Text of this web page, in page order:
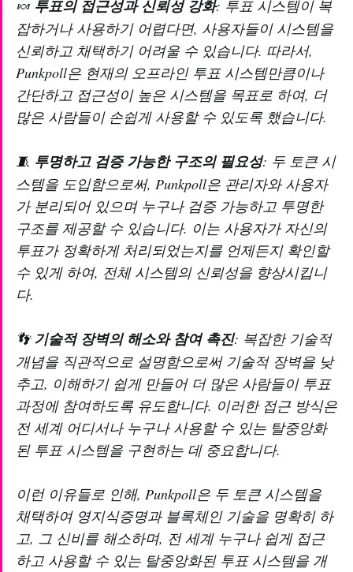
🍬 투표의 접근성과 신뢰성 강화: 투표 시스템이 복
잡하거나 사용하기 어렵다면, 사용자들이 시스템을
신뢰하고 채택하기 어려울 수 있습니다. 따라서,
Punkpoll은 현재의 오프라인 투표 시스템만큼이나
간단하고 접근성이 높은 시스템을 목표로 하여, 더
많은 사람들이 손쉽게 사용할 수 있도록 했습니다.
🧵 투명하고 검증 가능한 구조의 필요성: 두 토큰 시
스템을 도입함으로써, Punkpoll은 관리자와 사용자
가 분리되어 있으며 누구나 검증 가능하고 투명한
구조를 제공할 수 있습니다. 이는 사용자가 자신의
투표가 정확하게 처리되었는지를 언제든지 확인할
수 있게 하여, 전체 시스템의 신뢰성을 향상시킵니
다.
👣기술적 장벽의 해소와 참여 촉진: 복잡한 기술적
개념을 직관적으로 설명함으로써 기술적 장벽을 낮
추고, 이해하기 쉽게 만들어 더 많은 사람들이 투표
과정에 참여하도록 유도합니다. 이러한 접근 방식은
전 세계 어디서나 누구나 사용할 수 있는 탈중앙화
된 투표 시스템을 구현하는 데 중요합니다.
이런 이유들로 인해, Punkpoll은 두 토큰 시스템을
채택하여 영지식증명과 블록체인 기술을 명확히 하
고, 그 신비를 해소하며, 전 세계 누구나 쉽게 접근
하고 사용할 수 있는 탈중앙화된 투표 시스템을 개